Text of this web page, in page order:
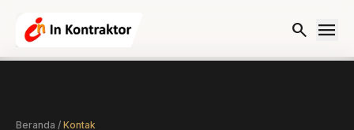
search menu
Beranda / Kontak